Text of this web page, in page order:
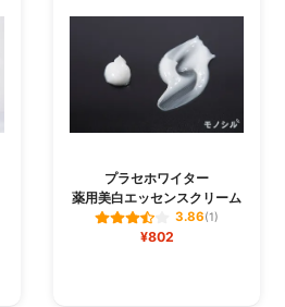
プラセホワイター
薬用美白エッセンスクリーム
3.86(1)
¥802